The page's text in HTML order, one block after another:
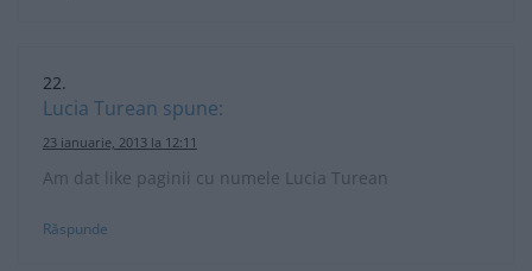
Lucia Turean spune:
23 ianuarie, 2013 la 12:11
Am dat like paginii cu numele Lucia Turean
Răspunde